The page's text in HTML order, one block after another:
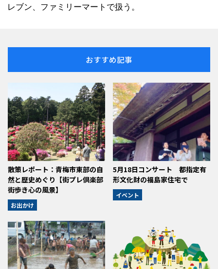
レブン、ファミリーマートで扱う。
おすすめ記事
散策レポート：青梅市東部の自
然と歴史めぐり【街プレ倶楽部
街歩き心の風景】
お出かけ
5月18日コンサート 都指定有
形文化財の福島家住宅で
イベント